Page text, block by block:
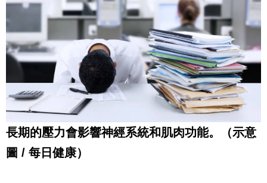
長期的壓力會影響神經系統和肌肉功能。（示意
圖 / 每日健康）